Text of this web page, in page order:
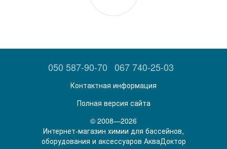
050 587-90-70 067 740-25-03
Контактная информация
Полная версия сайта
© 2008—2026
Интернет-магазин химии для бассейнов,
оборудования и аксессуаров АкваДоктор